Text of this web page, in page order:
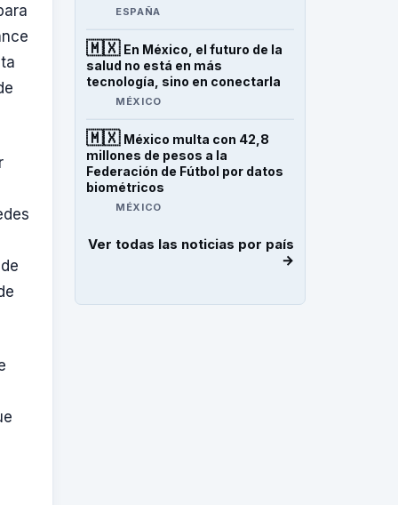
ESPAÑA
🇲🇽 En México, el futuro de la
salud no está en más
tecnología, sino en conectarla
MÉXICO
🇲🇽 México multa con 42,8
millones de pesos a la
Federación de Fútbol por datos
biométricos
MÉXICO
Ver todas las noticias por país
→